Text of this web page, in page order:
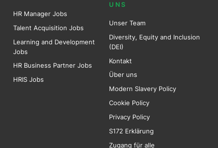
HR Manager Jobs
Talent Acquisition Jobs
Learning and Development
Jobs
HR Business Partner Jobs
HRIS Jobs
UNS
Unser Team
Diversity, Equity and Inclusion
(DEI)
Kontakt
Über uns
Modern Slavery Policy
Cookie Policy
Privacy Policy
S172 Erklärung
Zugang für alle